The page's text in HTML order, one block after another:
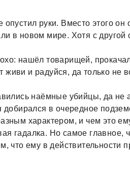
руки. Вместо этого он
в новом мире. Хотя с другой
нашёл товарищей,
и радуйся, да только не
наёмные убийцы, да не
добирался в очередное
характером, и чем это
гадалка. Но самое главное,
что ему в действительности